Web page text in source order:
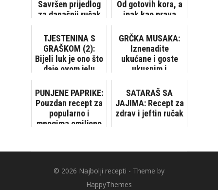
Savršen prijedlog
za današnji ručak
Od gotovih kora, a
ipak kao prava
TJESTENINA S
GRAŠKOM (2):
Bijeli luk je ono što
daje ovom jelu
GRČKA MUSAKA:
Iznenadite
ukućane i goste
ukusnim i
PUNJENE PAPRIKE:
Pouzdan recept za
popularno i
mnogima omiljeno
SATARAŠ SA
JAJIMA: Recept za
zdrav i jeftin ručak
© 2026 Najbolji recepti - Theme by
HappyThemes